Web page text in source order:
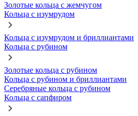
Золотые кольца с жемчугом
Кольца с изумрудом
Кольца с изумрудом и бриллиантами
Кольца с рубином
Золотые кольца с рубином
Кольца с рубином и бриллиантами
Серебряные кольца с рубином
Кольца с сапфиром